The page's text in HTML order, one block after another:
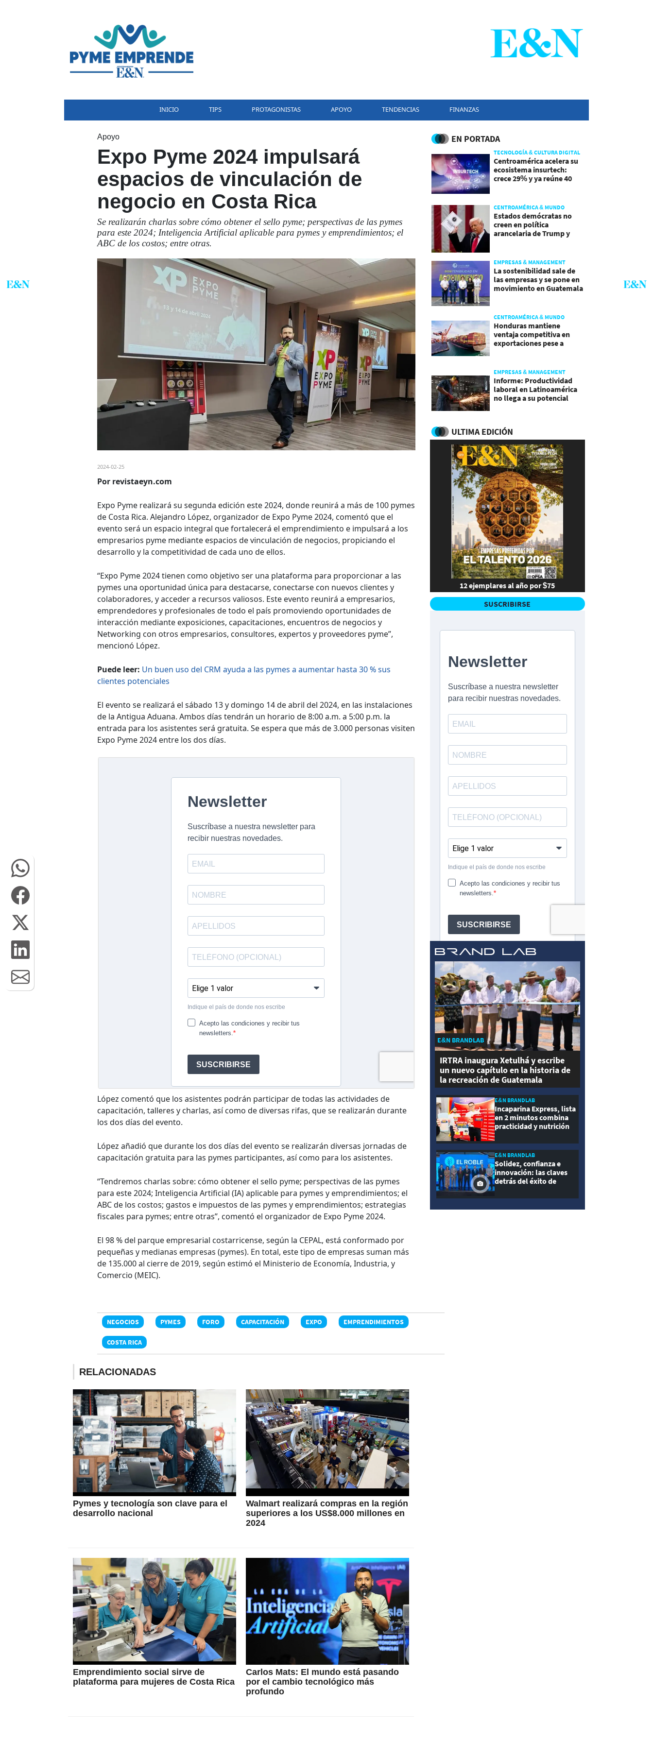
INICIO TIPS PROTAGONISTAS APOYO TENDENCIAS FINANZAS
Apoyo
Expo Pyme 2024 impulsará
espacios de vinculación de
negocio en Costa Rica
Se realizarán charlas sobre cómo obtener el sello pyme; perspectivas de las pymes
para este 2024; Inteligencia Artificial aplicable para pymes y emprendimientos; el
ABC de los costos; entre otras.
2024-02-25
Por revistaeyn.com
Expo Pyme realizará su segunda edición este 2024, donde reunirá a más de 100 pymes
de Costa Rica. Alejandro López, organizador de Expo Pyme 2024, comentó que el
evento será un espacio integral que fortalecerá el emprendimiento e impulsará a los
empresarios pyme mediante espacios de vinculación de negocios, propiciando el
desarrollo y la competitividad de cada uno de ellos.
“Expo Pyme 2024 tienen como objetivo ser una plataforma para proporcionar a las
pymes una oportunidad única para destacarse, conectarse con nuevos clientes y
colaboradores, y acceder a recursos valiosos. Este evento reunirá a empresarios,
emprendedores y profesionales de todo el país promoviendo oportunidades de
interacción mediante exposiciones, capacitaciones, encuentros de negocios y
Networking con otros empresarios, consultores, expertos y proveedores pyme”,
mencionó López.
Puede leer: Un buen uso del CRM ayuda a las pymes a aumentar hasta 30 % sus
clientes potenciales
El evento se realizará el sábado 13 y domingo 14 de abril del 2024, en las instalaciones
de la Antigua Aduana. Ambos días tendrán un horario de 8:00 a.m. a 5:00 p.m. la
entrada para los asistentes será gratuita. Se espera que más de 3.000 personas visiten
Expo Pyme 2024 entre los dos días.
López comentó que los asistentes podrán participar de todas las actividades de
capacitación, talleres y charlas, así como de diversas rifas, que se realizarán durante
los dos días del evento.
López añadió que durante los dos días del evento se realizarán diversas jornadas de
capacitación gratuita para las pymes participantes, así como para los asistentes.
“Tendremos charlas sobre: cómo obtener el sello pyme; perspectivas de las pymes
para este 2024; Inteligencia Artificial (IA) aplicable para pymes y emprendimientos; el
ABC de los costos; gastos e impuestos de las pymes y emprendimientos; estrategias
fiscales para pymes; entre otras”, comentó el organizador de Expo Pyme 2024.
El 98 % del parque empresarial costarricense, según la CEPAL, está conformado por
pequeñas y medianas empresas (pymes). En total, este tipo de empresas suman más
de 135.000 al cierre de 2019, según estimó el Ministerio de Economía, Industria, y
Comercio (MEIC).
NEGOCIOS PYMES FORO CAPACITACIÓN EXPO EMPRENDIMIENTOS
COSTA RICA
RELACIONADAS
Pymes y tecnología son clave para el
desarrollo nacional
Walmart realizará compras en la región
superiores a los US$8.000 millones en
2024
Emprendimiento social sirve de
plataforma para mujeres de Costa Rica
Carlos Mats: El mundo está pasando
por el cambio tecnológico más
profundo
EN PORTADA
TECNOLOGÍA & CULTURA DIGITAL
Centroamérica acelera su
ecosistema insurtech:
crece 29% y ya reúne 40
CENTROAMÉRICA & MUNDO
Estados demócratas no
creen en política
arancelaria de Trump y
EMPRESAS & MANAGEMENT
La sostenibilidad sale de
las empresas y se pone en
movimiento en Guatemala
CENTROAMÉRICA & MUNDO
Honduras mantiene
ventaja competitiva en
exportaciones pese a
EMPRESAS & MANAGEMENT
Informe: Productividad
laboral en Latinoamérica
no llega a su potencial
ULTIMA EDICIÓN
12 ejemplares al año por $75
SUSCRIBIRSE
E&N BRANDLAB
IRTRA inaugura Xetulhá y escribe
un nuevo capítulo en la historia de
la recreación de Guatemala
E&N BRANDLAB
Incaparina Express, lista
en 2 minutos combina
practicidad y nutrición
E&N BRANDLAB
Solidez, confianza e
innovación: las claves
detrás del éxito de
Seguros El Roble